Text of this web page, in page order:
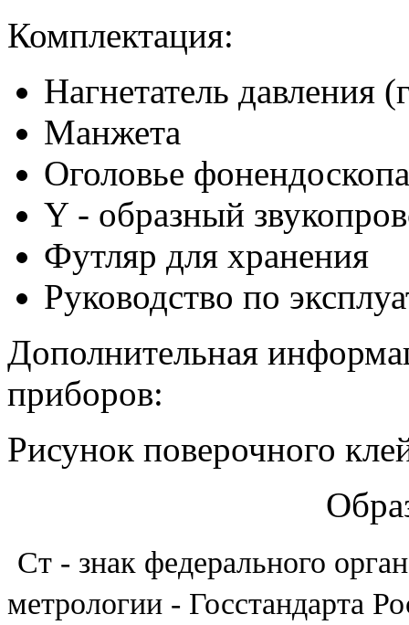
Комплектация:
Нагнетатель давления
Манжета
Оголовье фонендоскопа
Y - образный
Футляр для хранения
Руководство по
Дополнительная
приборов:
Рисунок поверочного
Ст - знак федерального
метрологии - Госстандарта